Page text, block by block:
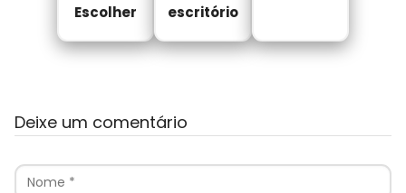
Escolher
escritório
Deixe um comentário